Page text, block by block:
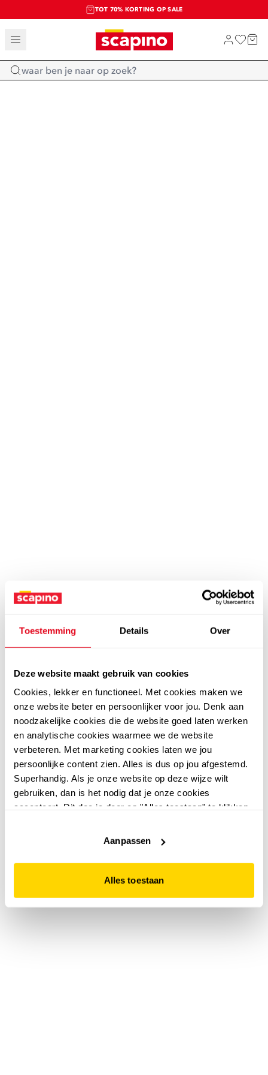
Toestemming Details Over
Deze website maakt gebruik van cookies
Cookies, lekker en functioneel. Met cookies maken we
onze website beter en persoonlijker voor jou. Denk aan
noodzakelijke cookies die de website goed laten werken
en analytische cookies waarmee we de website
verbeteren. Met marketing cookies laten we jou
persoonlijke content zien. Alles is dus op jou afgestemd.
Superhandig. Als je onze website op deze wijze wilt
gebruiken, dan is het nodig dat je onze cookies
accepteert. Dit doe je door op "Alles toestaan" te klikken.
website niet optimaal functioneert.
Aanpassen
Alles toestaan
TOT 70% KORTING OP SALE
SALE: LAATSTE KANS!
SHOP NIEUW
Home